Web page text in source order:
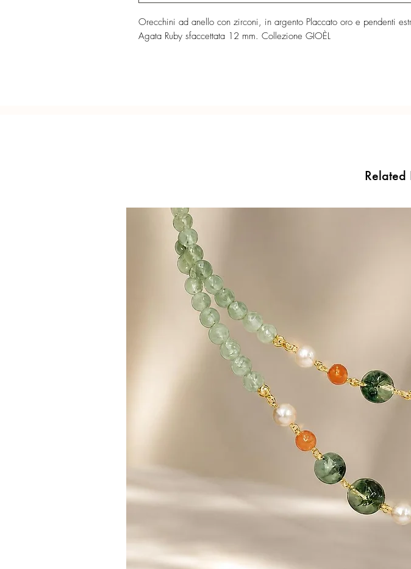
Orecchini ad anello con zirconi, in argento Placcato oro e pendenti
Agata Ruby sfaccettata 12 mm. Collezione GIOÈL
Related